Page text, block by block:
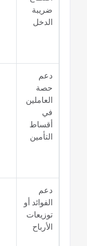
ضريبة
الدخل
دعم
حصة
العاملين
في
أقساط
التأمين
دعم
الفوائد أو
توزيعات
الأرباح